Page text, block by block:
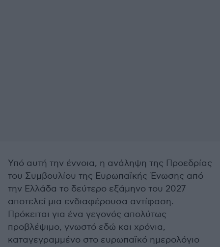
Υπό αυτή την έννοια, η ανάληψη της Προεδρίας
του Συμβουλίου της Ευρωπαϊκής Ένωσης από
την Ελλάδα το δεύτερο εξάμηνο του 2027
αποτελεί μια ενδιαφέρουσα αντίφαση.
Πρόκειται για ένα γεγονός απολύτως
προβλέψιμο, γνωστό εδώ και χρόνια,
καταγεγραμμένο στο ευρωπαϊκό ημερολόγιο